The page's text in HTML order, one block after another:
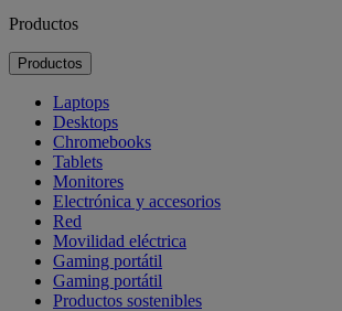
Productos
Productos
Laptops
Desktops
Chromebooks
Tablets
Monitores
Electrónica y accesorios
Red
Movilidad eléctrica
Gaming portátil
Gaming portátil
Productos sostenibles